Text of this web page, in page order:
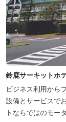
鈴鹿サーキットホ
ビジネス利用から
設備とサービスで
トならではのモー